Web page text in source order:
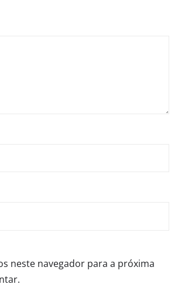
neste navegador para a próxima